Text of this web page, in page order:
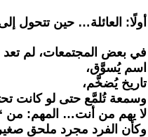
‏أولًا: العائلة… حين تتحول
‏في بعض المجتمعات، لم تعد
‏اسم يُسوَّق،
‏تاريخ يُضخَّم،
‏وسمعة تُلمَّع حتى لو كانت
‏لا يهم من أنت… المهم: من
‏وكأن الفرد مجرد ملحق